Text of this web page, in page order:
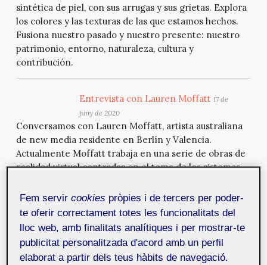
sintética de piel, con sus arrugas y sus grietas. Explora
los colores y las texturas de las que estamos hechos.
Fusiona nuestro pasado y nuestro presente: nuestro
patrimonio, entorno, naturaleza, cultura y
contribución.
Entrevista con Lauren Moffatt 17 de
juny de 2020
Conversamos con Lauren Moffatt, artista australiana
de new media residente en Berlín y Valencia.
Actualmente Moffatt trabaja en una serie de obras de
realidad virtual centradas en el tema de los sistemas
ecosistemas naturales hasta los paisajes digitales.
Interview with Lauren Moffatt 17 de
juny de 2020
We talk with Lauren Moffatt, an Australian new media
Fem servircookies pròpies i de tercers per poder-
te oferir correctament totes les funcionalitats del
lloc web, amb finalitats analítiques i per mostrar-te
publicitat personalitzada d'acord amb un perfil
elaborat a partir dels teus hàbits de navegació.